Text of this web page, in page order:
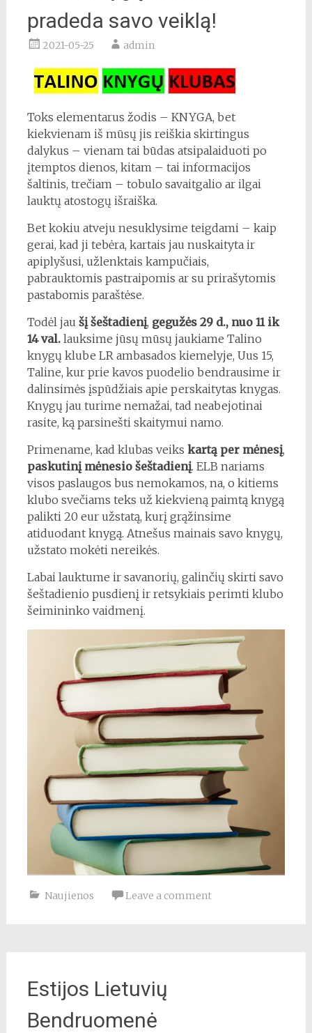
pradeda savo veiklą!
2021-05-25 admin
Toks elementarus žodis – KNYGA, bet
kiekvienam iš mūsų jis reiškia skirtingus
dalykus – vienam tai būdas atsipalaiduoti po
įtemptos dienos, kitam – tai informacijos
šaltinis, trečiam – tobulo savaitgalio ar ilgai
lauktų atostogų išraiška.
Bet kokiu atveju nesuklysime teigdami – kaip
gerai, kad ji tebėra, kartais jau nuskaityta ir
apiplyšusi, užlenktais kampučiais,
pabrauktomis pastraipomis ar su prirašytomis
pastabomis paraštėse.
Todėl jau šį šeštadienį, gegužės 29 d., nuo 11 ik
14 val.lauksime jūsų mūsų jaukiame Talino
knygų klube LR ambasados kiemelyje, Uus 15,
Taline, kur prie kavos puodelio bendrausime ir
dalinsimės įspūdžiais apie perskaitytas knygas.
Knygų jau turime nemažai, tad neabejotinai
rasite, ką parsinešti skaitymui namo.
Primename, kad klubas veiks kartą per mėnesį,
paskutinį mėnesio šeštadienį. ELB nariams
visos paslaugos bus nemokamos, na, o kitiems
klubo svečiams teks už kiekvieną paimtą knygą
palikti 20 eur užstatą, kurį grąžinsime
atiduodant knygą. Atnešus mainais savo knygų,
užstato mokėti nereikės.
Labai lauktume ir savanorių, galinčių skirti savo
šeštadienio pusdienį ir retsykiais perimti klubo
šeimininko vaidmenį.
Naujienos Leave a comment
Estijos Lietuvių
Bendruomenė